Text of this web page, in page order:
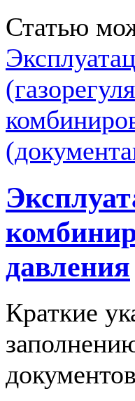
Статью
давления
Краткие
документов